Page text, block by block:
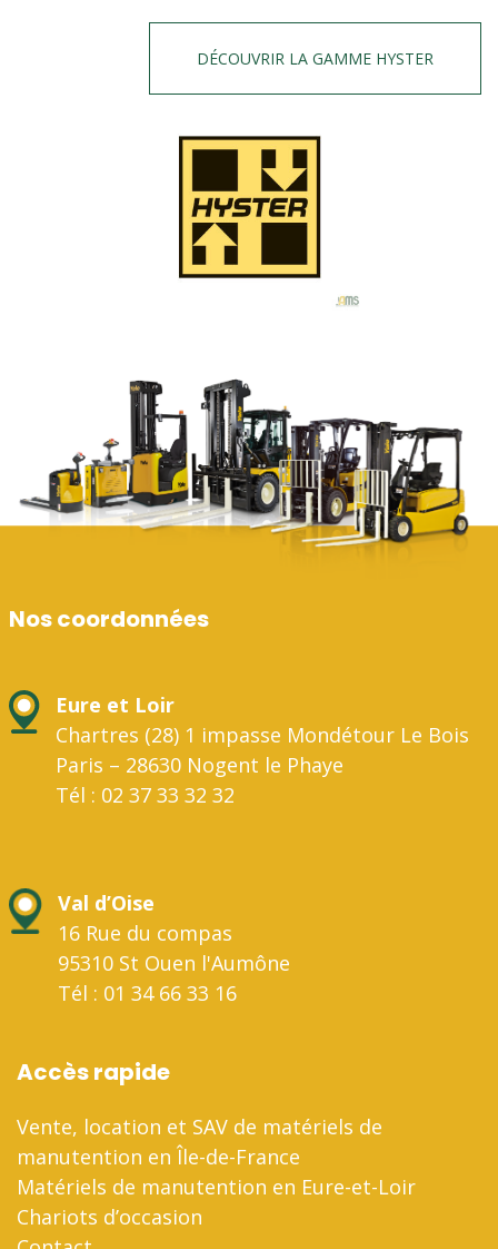
DÉCOUVRIR LA GAMME HYSTER
Nos coordonnées
Eure et Loir
Chartres (28) 1 impasse Mondétour Le Bois
Paris – 28630 Nogent le Phaye
Tél : 02 37 33 32 32
Val d’Oise
16 Rue du compas
95310 St Ouen l'Aumône
Tél : 01 34 66 33 16
Accès rapide
Vente, location et SAV de matériels de
manutention en Île-de-France
Matériels de manutention en Eure-et-Loir
Chariots d’occasion